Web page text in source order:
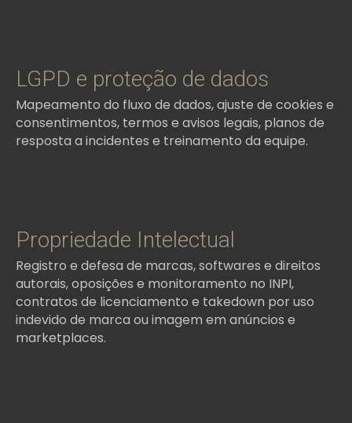
LGPD e proteção de dados
Mapeamento do fluxo de dados, ajuste de cookies e
consentimentos, termos e avisos legais, planos de
resposta a incidentes e treinamento da equipe.
Propriedade Intelectual
Registro e defesa de marcas, softwares e direitos
autorais, oposições e monitoramento no INPI,
contratos de licenciamento e takedown por uso
indevido de marca ou imagem em anúncios e
marketplaces.